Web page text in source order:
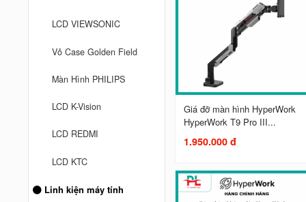
LCD VIEWSONIC
Vỏ Case Golden Field
Màn Hình PHILIPS
LCD K-Vision
LCD REDMI
LCD KTC
Linh kiện máy tính
Giá đỡ màn hình HyperWork
HyperWork T9 Pro III...
1.950.000 đ